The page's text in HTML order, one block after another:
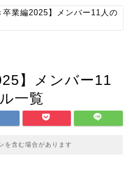
卒業編2025】メンバー11人の
】メンバー11
一覧
を含む場合があります